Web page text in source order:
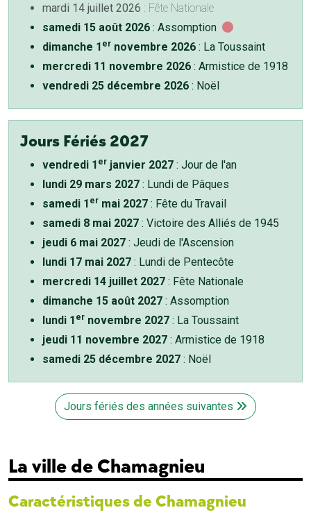
mardi 14 juillet 2026 : Fête Nationale
samedi 15 août 2026 : Assomption
dimanche 1 er novembre 2026 : La Toussaint
mercredi 11 novembre 2026 : Armistice de 1918
vendredi 25 décembre 2026 : Noël
Jours Fériés 2027
vendredi 1 er janvier 2027 : Jour de l'an
lundi 29 mars 2027 : Lundi de Pâques
samedi 1 er mai 2027 : Fête du Travail
samedi 8 mai 2027 : Victoire des Alliés de 1945
jeudi 6 mai 2027 : Jeudi de l'Ascension
lundi 17 mai 2027 : Lundi de Pentecôte
mercredi 14 juillet 2027 : Fête Nationale
dimanche 15 août 2027 : Assomption
lundi 1 er novembre 2027 : La Toussaint
jeudi 11 novembre 2027 : Armistice de 1918
samedi 25 décembre 2027 : Noël
Jours fériés des années suivantes
La ville de Chamagnieu
Caractéristiques de Chamagnieu